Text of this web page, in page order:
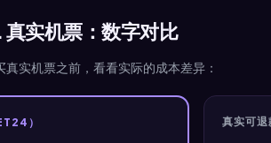
实机票：数字对比
实机票之前，看看实际的成本差异：
） 真实可退